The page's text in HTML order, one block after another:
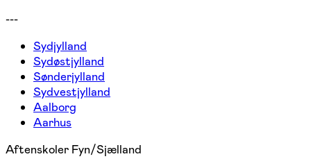
---
Sydjylland
Sydøstjylland
Sønderjylland
Sydvestjylland
Aalborg
Aarhus
Aftenskoler Fyn/Sjælland